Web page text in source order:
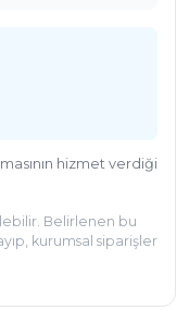
hizmet verdiği
Belirlenen bu
kurumsal siparişler